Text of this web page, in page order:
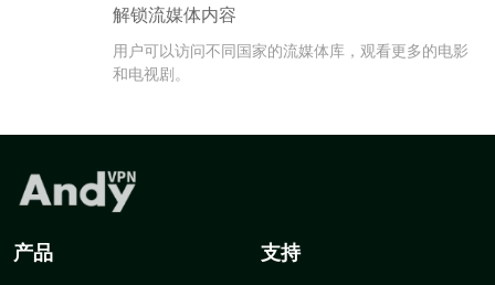
解锁流媒体内容
用户可以访问不同国家的流媒体库，观看更多的电影
和电视剧。
产品 支持